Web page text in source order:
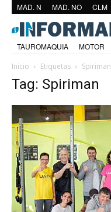
MAD. N MAD. NO CLM
TAUROMAQUIA MOTOR
Inicio
Etiquetas Spiriman
Tag: Spiriman